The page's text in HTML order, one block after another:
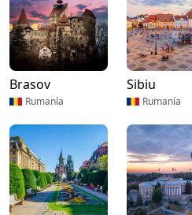
Brasov
Rumanía
Sibiu
Rumanía